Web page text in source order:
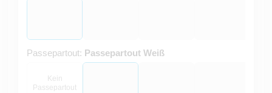
Passepartout: Passepartout Weiß
Kein
Passepartout